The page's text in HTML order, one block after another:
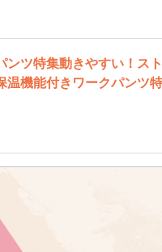
ンツ特集動きやすい！ス
温機能付きワークパンツ